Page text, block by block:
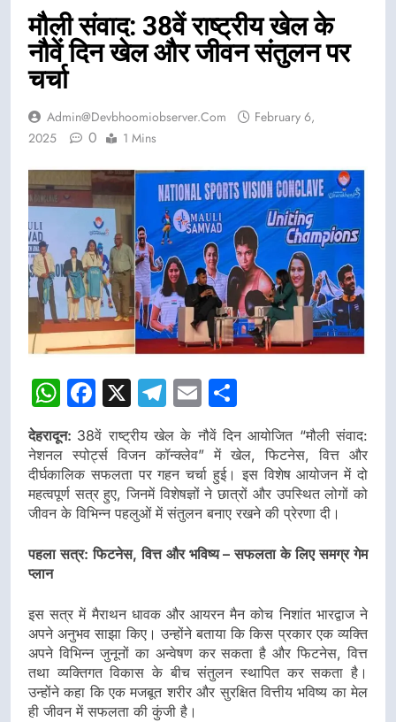
मौली संवाद: 38वें राष्ट्रीय खेल के
नौवें दिन खेल और जीवन संतुलन पर
चर्चा
Admin@devbhoomiobserver.com
February 6,
2025
0 1 Mins
WhatsApp
Facebook
X Telegram
Email
देहरादून: 38वें राष्ट्रीय खेल के नौवें दिन आयोजित “मौली संवाद:
नेशनल स्पोर्ट्स विजन कॉन्क्लेव” में खेल, फिटनेस, वित्त और
दीर्घकालिक सफलता पर गहन चर्चा हुई। इस विशेष आयोजन में दो
महत्वपूर्ण सत्र हुए, जिनमें विशेषज्ञों ने छात्रों और उपस्थित लोगों को
जीवन के विभिन्न पहलुओं में संतुलन बनाए रखने की प्रेरणा दी।
पहला सत्र: फिटनेस, वित्त और भविष्य – सफलता के लिए समग्र गेम
प्लान
इस सत्र में मैराथन धावक और आयरन मैन कोच निशांत भारद्वाज ने
अपने अनुभव साझा किए। उन्होंने बताया कि किस प्रकार एक व्यक्ति
अपने विभिन्न जुनूनों का अन्वेषण कर सकता है और फिटनेस, वित्त
तथा व्यक्तिगत विकास के बीच संतुलन स्थापित कर सकता है।
उन्होंने कहा कि एक मजबूत शरीर और सुरक्षित वित्तीय भविष्य का मेल
ही जीवन में सफलता की कुंजी है।